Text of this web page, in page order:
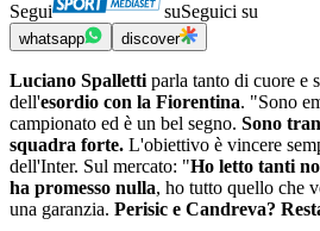
Segui suSeguici su
whatsapp discover
Luciano Spalletti parla tanto di cuore e
dell'esordio con la Fiorentina. "Sono
campionato ed è un bel segno. Sono
squadra forte. L'obiettivo è vincere
dell'Inter. Sul mercato: "Ho letto tanti
ha promesso nulla, ho tutto quello che
una garanzia. Perisic e Candreva?